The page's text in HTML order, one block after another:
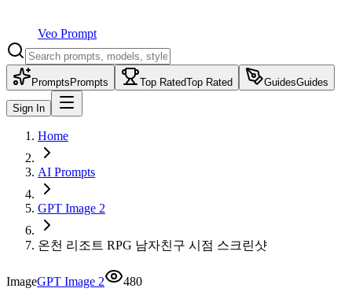
Veo Prompt
Prompts Prompts Top RatedTop Rated GuidesGuides
Sign In
Home
AI Prompts
GPT Image 2
온천 리조트 RPG 남자친구 시점 스크린샷
ImageGPT Image 2 480